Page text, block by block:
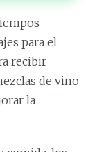
para el
recibir
de vino
la